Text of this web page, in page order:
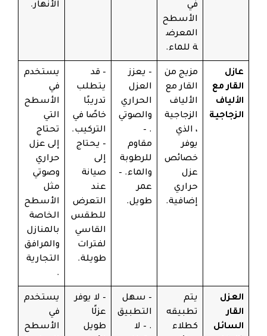
في
الأسطح
المعرض
ة للماء.
الأنهار.
عازل
القار مع
الألياف
الزجاجية
مزيج من
القار مع
الألياف
الزجاجية
، الذي
يوفر
خصائص
عزل
حراري
إضافية.
– يعزز
العزل
الحراري
والصوتي
. –
مقاوم
للرطوبة
والماء. –
عمر
طويل.
– قد
يتطلب
تدريبًا
خاصًا في
التركيب.
– يحتاج
إلى
صيانة
عند
التعرض
للطقس
القاسي
لفترات
طويلة.
يستخدم
في
الأسطح
التي
تحتاج
إلى عزل
حراري
وصوتي
مثل
الأسطح
الخاصة
بالمنازل
والمرافق
التجارية
.
العزل
القار
السائل
يتم
تطبيقه
كطلاء
– سهل
التطبيق
. – لا
– لا يوفر
عزلًا
طويل
يستخدم
في
الأسطح